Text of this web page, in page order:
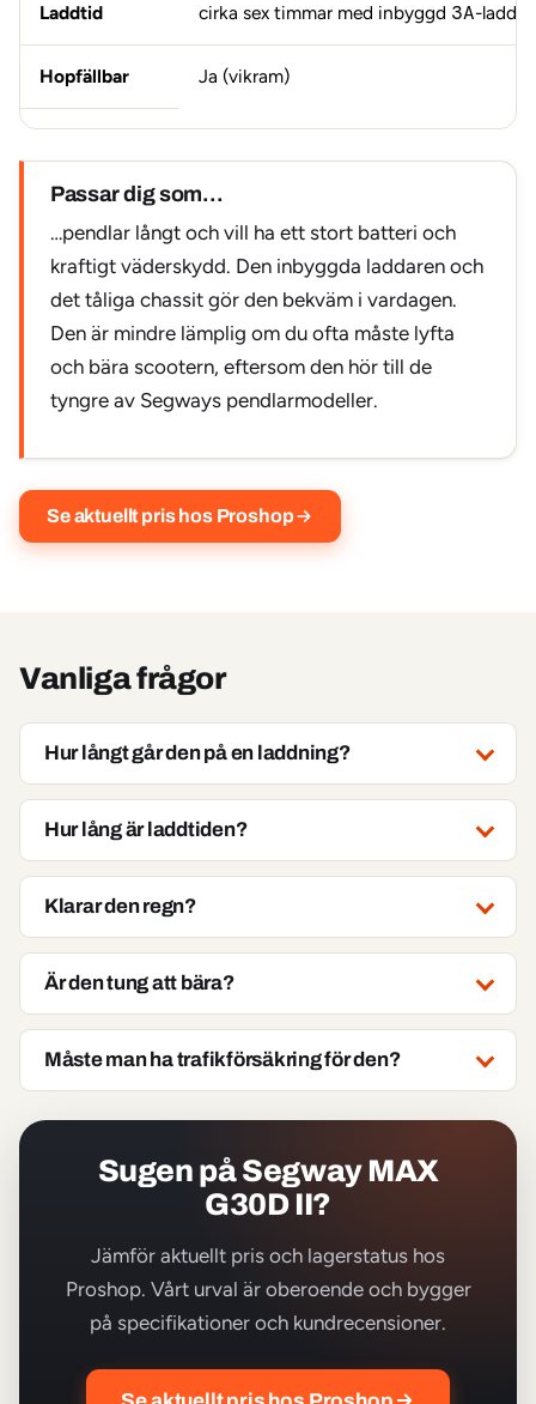
Laddtid cirka sex timmar med inbyggd 3A-
Hopfällbar Ja (vikram)
Passar dig som…
…pendlar långt och vill ha ett stort batteri och
kraftigt väderskydd. Den inbyggda laddaren och
det tåliga chassit gör den bekväm i vardagen.
Den är mindre lämplig om du ofta måste lyfta
och bära scootern, eftersom den hör till de
tyngre av Segways pendlarmodeller.
Se aktuellt pris hos Proshop
Vanliga frågor
Hur långt går den på en laddning?
Hur lång är laddtiden?
Klarar den regn?
Är den tung att bära?
Måste man ha trafikförsäkring för den?
Sugen på Segway MAX
G30D II?
Jämför aktuellt pris och lagerstatus hos
Proshop. Vårt urval är oberoende och bygger
på specifikationer och kundrecensioner.